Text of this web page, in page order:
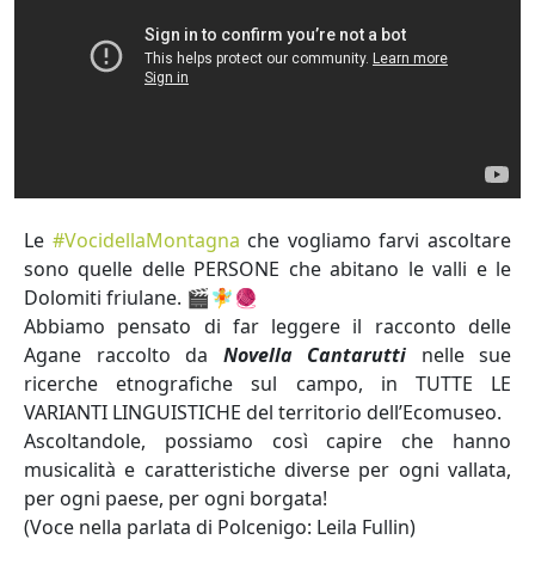
Le #VocidellaMontagna che vogliamo farvi ascoltare
sono quelle delle PERSONE che abitano le valli e le
Dolomiti friulane. 🎬🧚🧶
Abbiamo pensato di far leggere il racconto delle
Agane raccolto da Novella Cantarutti nelle sue
ricerche etnografiche sul campo, in TUTTE LE
VARIANTI LINGUISTICHE del territorio dell’Ecomuseo.
Ascoltandole, possiamo così capire che hanno
musicalità e caratteristiche diverse per ogni vallata,
per ogni paese, per ogni borgata!
(Voce nella parlata di Polcenigo: Leila Fullin)